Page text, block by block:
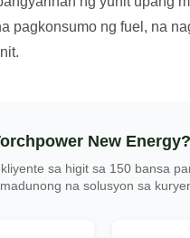
pagkonsumo ng fuel, na
New Energy?
sa higit sa 150 bansa
na solusyon sa